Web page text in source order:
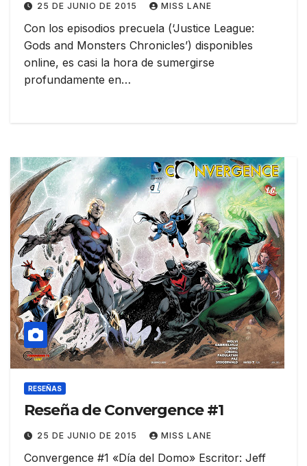
25 DE JUNIO DE 2015 MISS LANE
Con los episodios precuela (‘Justice League:
Gods and Monsters Chronicles’) disponibles
online, es casi la hora de sumergirse
profundamente en…
RESEÑAS
Reseña de Convergence #1
25 DE JUNIO DE 2015 MISS LANE
Convergence #1 «Día del Domo» Escritor: Jeff